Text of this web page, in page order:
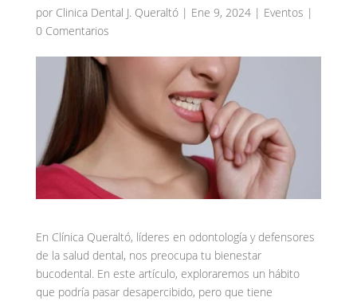
por Clinica Dental J. Queraltó| Ene 9, 2024| Eventos |
0 Comentarios
En Clínica Queraltó, líderes en odontología y defensores
de la salud dental, nos preocupa tu bienestar
bucodental. En este artículo, exploraremos un hábito
que podría pasar desapercibido, pero que tiene